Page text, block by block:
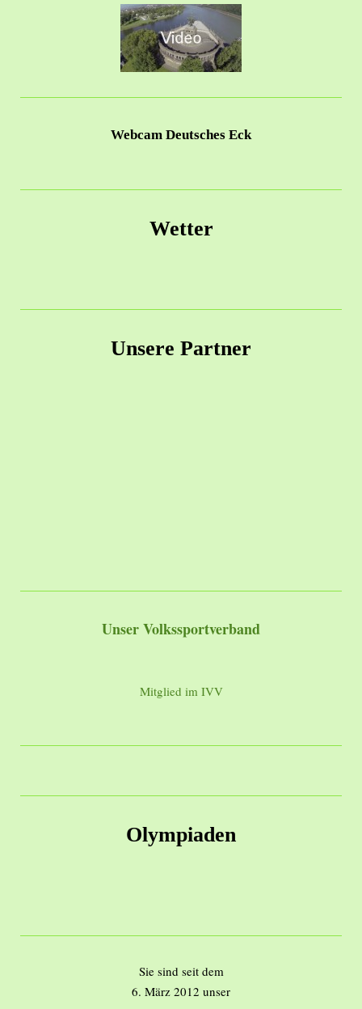
Webcam Deutsches Eck
Wetter
Unsere Partner
Unser Volkssportverband
Mitglied im IVV
Olympiaden
Sie sind seit dem
6. März 2012 unser